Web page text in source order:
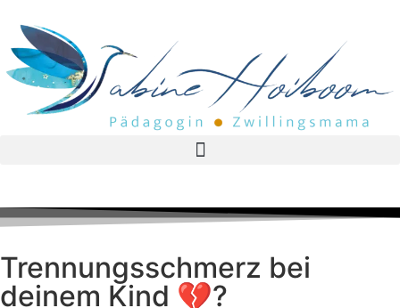
Trennungsschmerz bei
deinem Kind 💔?